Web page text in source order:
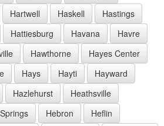
Hartwell Haskell
Hastings
Hattiesburg Havana
Havre
Hawthorne
Hayes Center
Hays Hayti
Hayward
Hazlehurst
Heathsville
Hebron
Heflin